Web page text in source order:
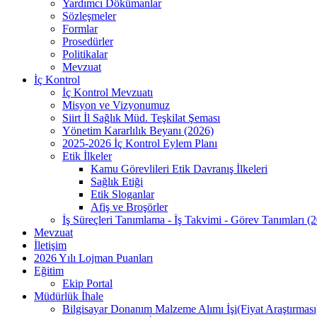
Yardımcı Dökümanlar
Sözleşmeler
Formlar
Prosedürler
Politikalar
Mevzuat
İç Kontrol
İç Kontrol Mevzuatı
Misyon ve Vizyonumuz
Siirt İl Sağlık Müd. Teşkilat Şeması
Yönetim Kararlılık Beyanı (2026)
2025-2026 İç Kontrol Eylem Planı
Etik İlkeler
Kamu Görevlileri Etik Davranış İlkeleri
Sağlık Etiği
Etik Sloganlar
Afiş ve Broşörler
İş Süreçleri Tanımlama - İş Takvimi - Görev Tanımları
Mevzuat
İletişim
2026 Yılı Lojman Puanları
Eğitim
Ekip Portal
Müdürlük İhale
Bilgisayar Donanım Malzeme Alımı İşi(Fiyat